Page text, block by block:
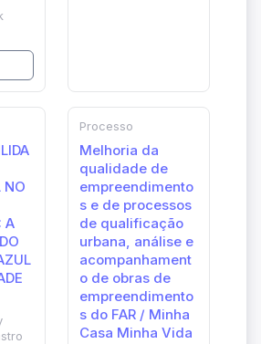
NO
A
Processo
Melhoria da
qualidade de
empreendimento
s e de processos
de qualificação
urbana, análise e
acompanhament
o de obras de
empreendimento
s do FAR / Minha
Casa Minha Vida